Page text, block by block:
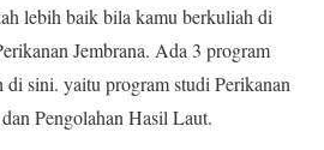
lebih baik bila kamu berkuliah di
Jembrana. Ada 3 program
sini. yaitu program studi Perikanan
Pengolahan Hasil Laut.